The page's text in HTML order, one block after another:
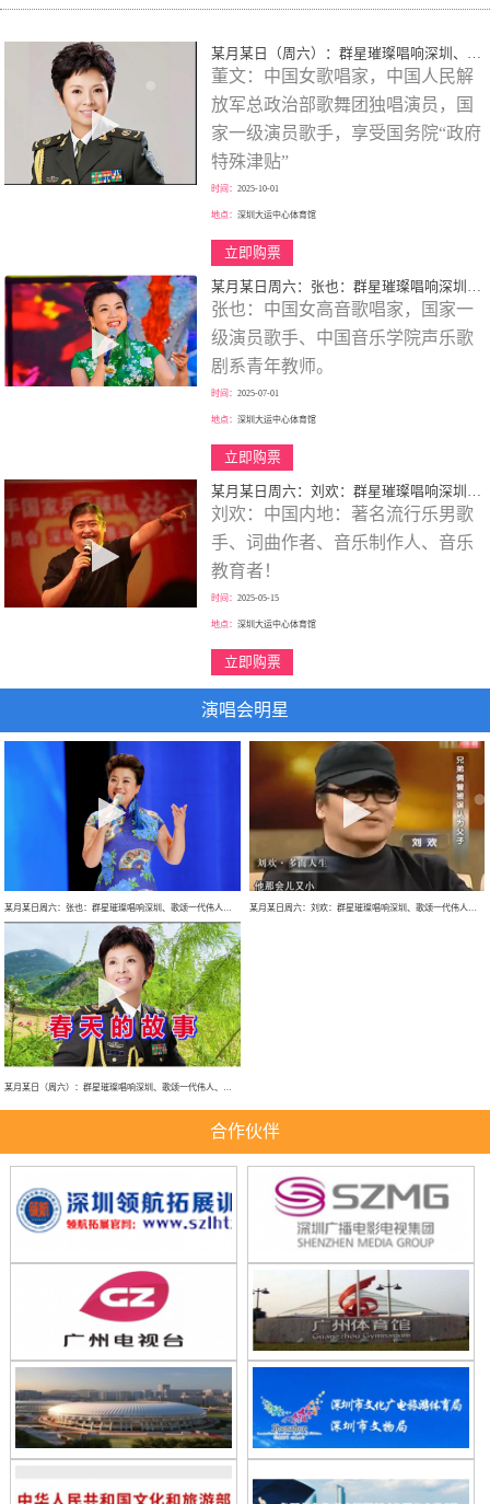
某月某日（周六）：群星璀璨唱响深圳、歌颂一代伟人、春天的故事、大型演唱会！
董文：中国女歌唱家，中国人民解
放军总政治部歌舞团独唱演员，国
家一级演员歌手，享受国务院“政府
特殊津贴”
时间：2025-10-01
地点：深圳大运中心体育馆
立即购票
某月某日周六：张也：群星璀璨唱响深圳、歌颂一代伟人、走进新时代、巡回大型演唱会！
张也：中国女高音歌唱家，国家一
级演员歌手、中国音乐学院声乐歌
剧系青年教师。
时间：2025-07-01
地点：深圳大运中心体育馆
立即购票
某月某日周六：刘欢：群星璀璨唱响深圳、歌颂一代伟人、巡回大型演唱会！
刘欢：中国内地：著名流行乐男歌
手、词曲作者、音乐制作人、音乐
教育者！
时间：2025-05-15
地点：深圳大运中心体育馆
立即购票
演唱会明星
合作伙伴